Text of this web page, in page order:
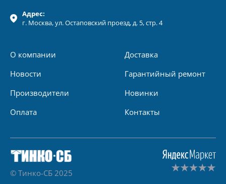
Адрес:
г. Москва, ул.Остаповский проезд, д. 5, стр. 4
О компании
Новости
Производители
Оплата
Доставка
Гарантийный ремонт
Новинки
Контакты
© Тинко-СБ 2025